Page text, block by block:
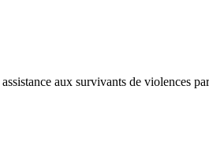
aux survivants de violences